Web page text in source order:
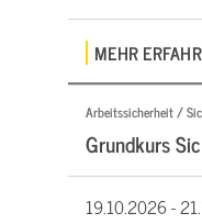
MEHR
Arbeitssicherheit /
Grundkurs
19.10.2026 -